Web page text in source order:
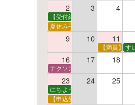
2 3 4
【受付終了】親子で挑戦！調
夏休み子ども平和映画会
9 10 11
【満員】夏
す
16 17 18
ナクソス音楽会 第5回 NHK交
23 24 25
にちようえほん
【申込受付中】ゆうべのこわ